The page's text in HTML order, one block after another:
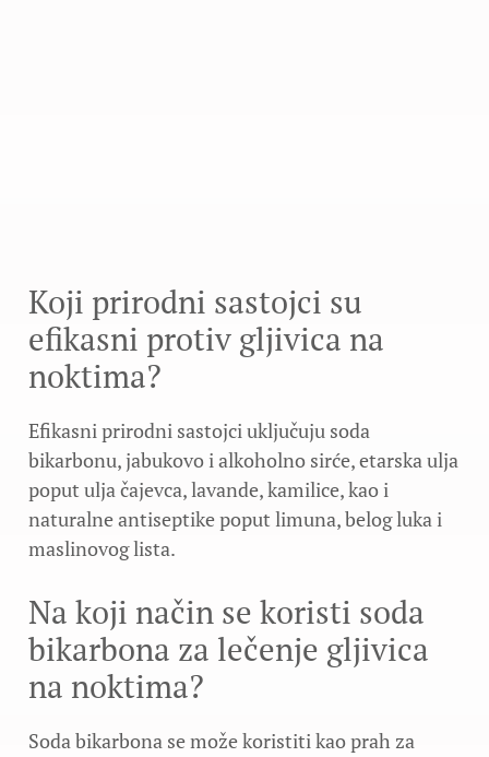
Koji prirodni sastojci su
efikasni protiv gljivica na
noktima?
Efikasni prirodni sastojci uključuju soda
bikarbonu, jabukovo i alkoholno sirće, etarska ulja
poput ulja čajevca, lavande, kamilice, kao i
naturalne antiseptike poput limuna, belog luka i
maslinovog lista.
Na koji način se koristi soda
bikarbona za lečenje gljivica
na noktima?
Soda bikarbona se može koristiti kao prah za